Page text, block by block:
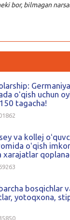
bor, bilmagan
oʻqish uchun
tagacha!
va kollej
oʻqish
xarajatlar
bosqichlar
yotoqxona,